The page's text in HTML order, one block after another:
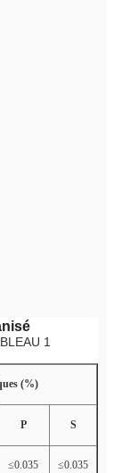
1
(%)
P S
≤0.035 ≤0.035